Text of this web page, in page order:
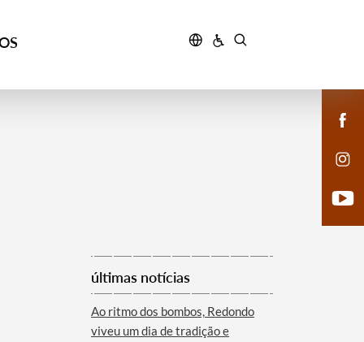
últimas notícias
Ao ritmo dos bombos, Redondo
viveu um dia de tradição e